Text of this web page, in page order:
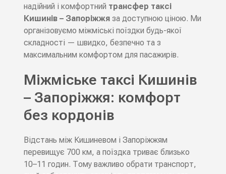
надійний і комфортний трансфер таксі
Кишинів – Запоріжжяза доступною ціною. Ми
організовуємо міжміські поїздки будь-якої
складності — швидко, безпечно та з
максимальним комфортом для пасажирів.
Міжміське таксі Кишинів
– Запоріжжя: комфорт
без кордонів
Відстань між Кишиневом і Запоріжжям
перевищує 700 км, а поїздка триває близько
10–11 годин. Тому важливо обрати транспорт,